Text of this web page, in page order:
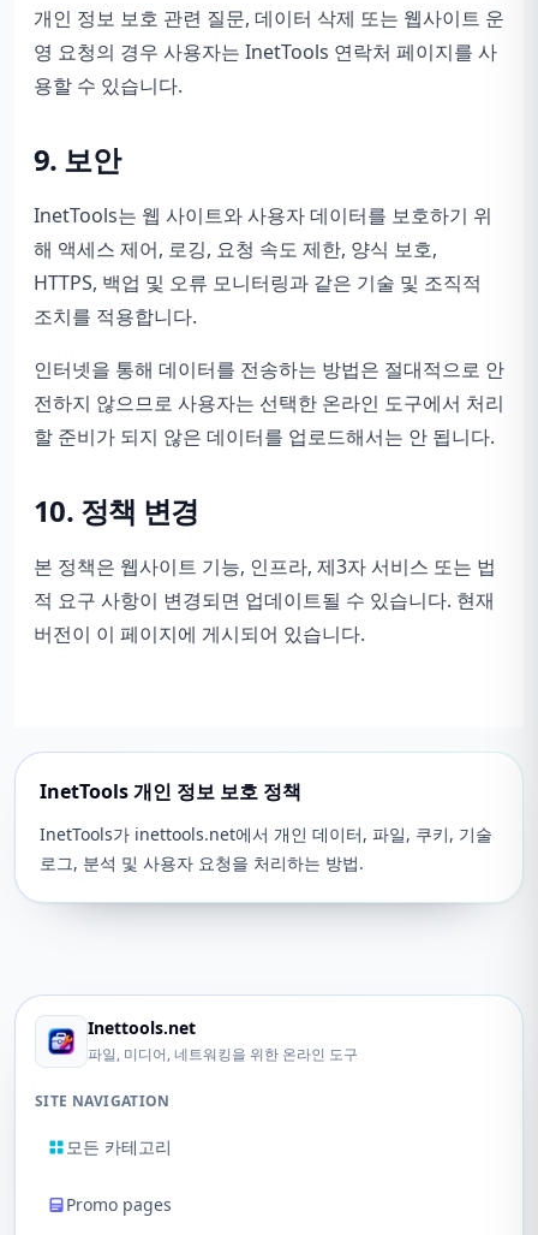
개인 정보 보호 관련 질문, 데이터 삭제 또는 웹사이트 운
영 요청의 경우 사용자는 InetTools 연락처 페이지를 사
용할 수 있습니다.
9. 보안
InetTools는 웹 사이트와 사용자 데이터를 보호하기 위
해 액세스 제어, 로깅, 요청 속도 제한, 양식 보호,
HTTPS, 백업 및 오류 모니터링과 같은 기술 및 조직적
조치를 적용합니다.
인터넷을 통해 데이터를 전송하는 방법은 절대적으로 안
전하지 않으므로 사용자는 선택한 온라인 도구에서 처리
할 준비가 되지 않은 데이터를 업로드해서는 안 됩니다.
10. 정책 변경
본 정책은 웹사이트 기능, 인프라, 제3자 서비스 또는 법
적 요구 사항이 변경되면 업데이트될 수 있습니다. 현재
버전이 이 페이지에 게시되어 있습니다.
InetTools 개인 정보 보호 정책
InetTools가 inettools.net에서 개인 데이터, 파일, 쿠키, 기술
로그, 분석 및 사용자 요청을 처리하는 방법.
Inettools.net
파일, 미디어, 네트워킹을 위한 온라인 도구
SITE NAVIGATION
모든 카테고리
Promo pages